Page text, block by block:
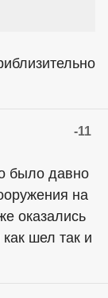
-11
было давно
на
оказались
шел так и